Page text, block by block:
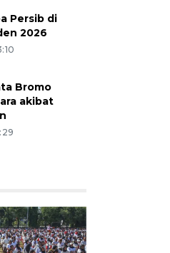
Persib di
2026
Bromo
akibat